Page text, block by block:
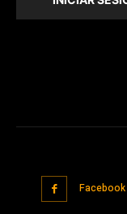
Facebook